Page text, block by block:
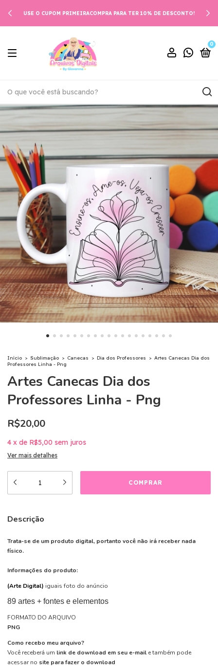
USE O CUPOM PRIMEIRACOMPRA PARA TER 10% DE DESCONTO!
0
Início > Sublimação > Canecas > Dia dos Professores > Artes Canecas Dia dos
Professores Linha - Png
Artes Canecas Dia dos
Professores Linha - Png
R$20,00
4 x de R$5,00 sem juros
Ver mais detalhes
Descrição
Trata-se de um produto digital, portanto você não irá receber nada
físico.
Informações do produto:
(Arte Digital) iguais foto do anúncio
89 artes + fontes e elementos
FORMATO DO ARQUIVO
PNG
Como recebo meu arquivo?
Você receberá um link de download em seu e-mail e também pode
acessar no site para fazer o download